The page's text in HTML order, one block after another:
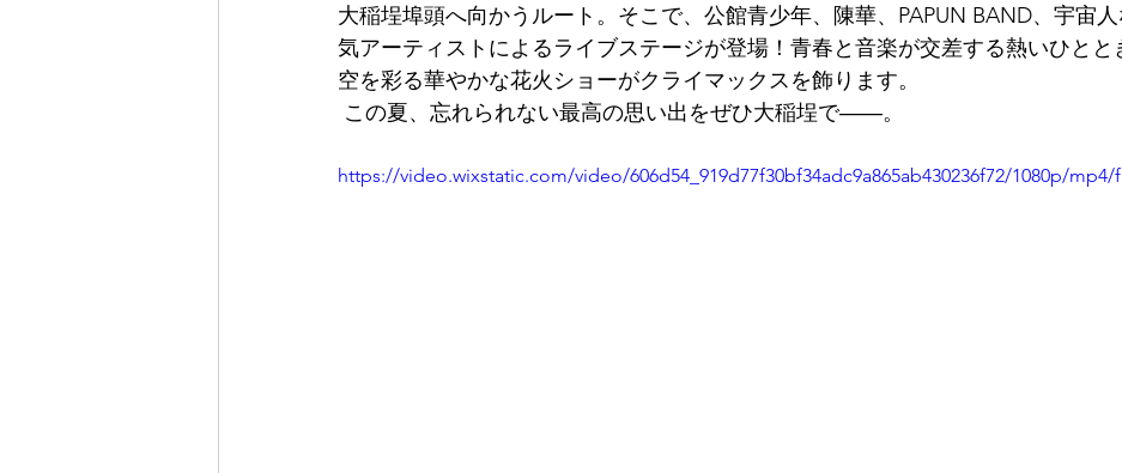
大稲埕埠頭へ向かうルート。そこで、公館青少年、陳華、PAPUN BAND、宇宙
気アーティストによるライブステージが登場！青春と音楽が交差する熱いひとと
空を彩る華やかな花火ショーがクライマックスを飾ります。
この夏、忘れられない最高の思い出をぜひ大稲埕で――。
https://video.wixstatic.com/video/606d54_919d77f30bf34adc9a865ab430236f72/1080p/